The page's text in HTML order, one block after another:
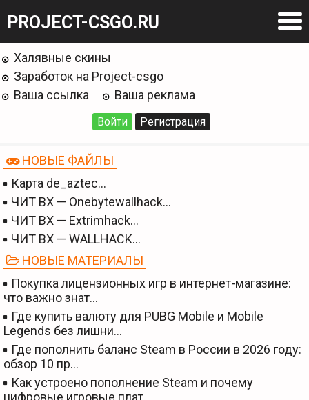
PROJECT-CSGO.RU
Халявные скины
Заработок на Project-csgo
Ваша ссылка
Ваша реклама
Войти Регистрация
НОВЫЕ ФАЙЛЫ
Карта de_aztec…
ЧИТ BX — Onebytewallhack…
ЧИТ BX — Extrimhack…
ЧИТ BX — WALLHACK…
НОВЫЕ МАТЕРИАЛЫ
Покупка лицензионных игр в интернет-магазине:
что важно знат…
Где купить валюту для PUBG Mobile и Mobile
Legends без лишни…
Где пополнить баланс Steam в России в 2026 году:
обзор 10 пр…
Как устроено пополнение Steam и почему
цифровые игровые плат…